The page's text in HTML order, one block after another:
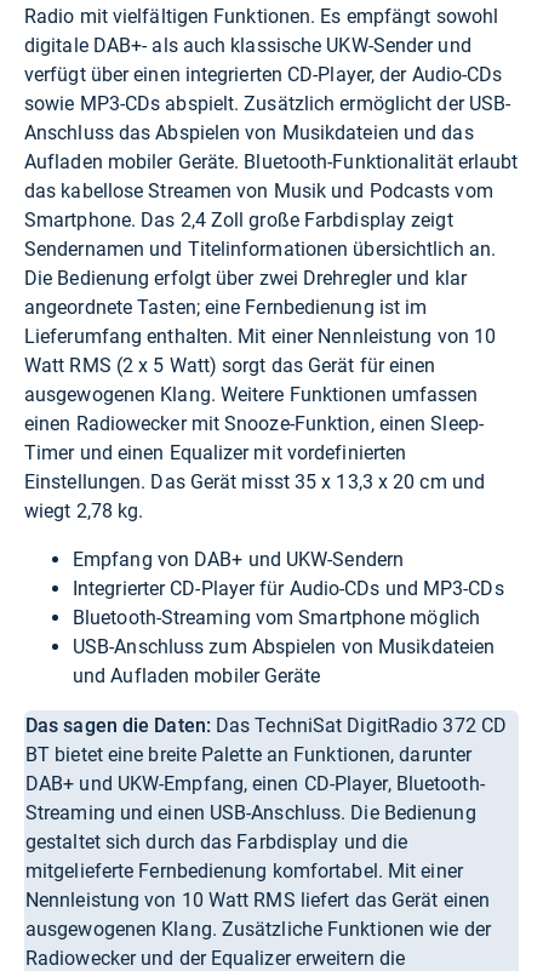
Radio mit vielfältigen Funktionen. Es empfängt sowohl
digitale DAB+- als auch klassische UKW-Sender und
verfügt über einen integrierten CD-Player, der Audio-CDs
sowie MP3-CDs abspielt. Zusätzlich ermöglicht der USB-
Anschluss das Abspielen von Musikdateien und das
Aufladen mobiler Geräte. Bluetooth-Funktionalität erlaubt
das kabellose Streamen von Musik und Podcasts vom
Smartphone. Das 2,4 Zoll große Farbdisplay zeigt
Sendernamen und Titelinformationen übersichtlich an.
Die Bedienung erfolgt über zwei Drehregler und klar
angeordnete Tasten; eine Fernbedienung ist im
Lieferumfang enthalten. Mit einer Nennleistung von 10
Watt RMS (2 x 5 Watt) sorgt das Gerät für einen
ausgewogenen Klang. Weitere Funktionen umfassen
einen Radiowecker mit Snooze-Funktion, einen Sleep-
Timer und einen Equalizer mit vordefinierten
Einstellungen. Das Gerät misst 35 x 13,3 x 20 cm und
wiegt 2,78 kg.
Empfang von DAB+ und UKW-Sendern
Integrierter CD-Player für Audio-CDs und MP3-CDs
Bluetooth-Streaming vom Smartphone möglich
USB-Anschluss zum Abspielen von Musikdateien
und Aufladen mobiler Geräte
Das sagen die Daten: Das TechniSat DigitRadio 372 CD
BT bietet eine breite Palette an Funktionen, darunter
DAB+ und UKW-Empfang, einen CD-Player, Bluetooth-
Streaming und einen USB-Anschluss. Die Bedienung
gestaltet sich durch das Farbdisplay und die
mitgelieferte Fernbedienung komfortabel. Mit einer
Nennleistung von 10 Watt RMS liefert das Gerät einen
ausgewogenen Klang. Zusätzliche Funktionen wie der
Radiowecker und der Equalizer erweitern die